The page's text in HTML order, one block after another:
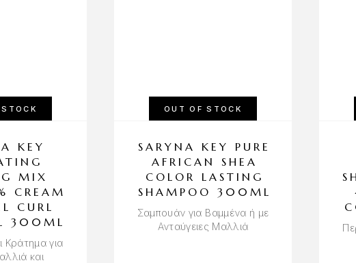
KEY
MIX
CREAM
CURL
300ML
Κράτημα για
και
OUT OF STOCK
SARYNA KEY PURE
AFRICAN SHEA
COLOR LASTING
SHAMPOO 300ML
Σαμπουάν για Βαμμένα ή με
Ανταύγειες Μαλλιά